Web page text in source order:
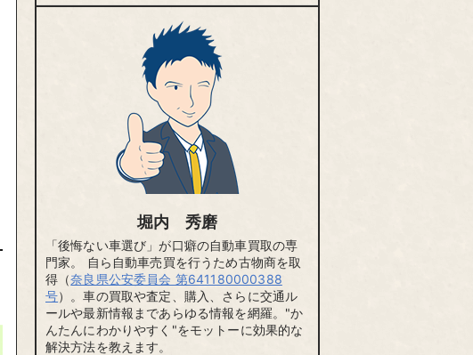
堀内 秀磨
「後悔ない車選び」が口癖の自動車買取の専
門家。 自ら自動車売買を行うため古物商を取
得（奈良県公安委員会 第641180000388
号）。車の買取や査定、購入、さらに交通ル
ールや最新情報まであらゆる情報を網羅。"か
んたんにわかりやすく"をモットーに効果的な
解決方法を教えます。